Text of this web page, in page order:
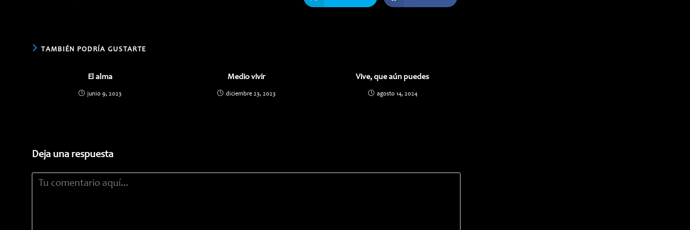
abre
abre
TAMBIÉN PODRÍA GUSTARTE
El alma
junio 9, 2023
Medio vivir
diciembre 23, 2023
Vive, que aún puedes
agosto 14, 2024
Deja una respuesta
Comentario